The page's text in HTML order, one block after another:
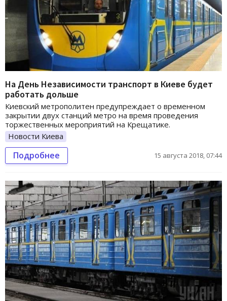
На День Независимости транспорт в Киеве будет
работать дольше
Киевский метрополитен предупреждает о временном
закрытии двух станций метро на время проведения
торжественных мероприятий на Крещатике.
Новости Киева
Подробнее 15 августа 2018, 07:44